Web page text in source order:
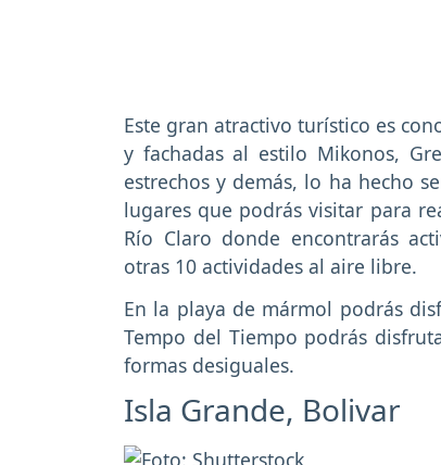
Este gran atractivo turístico es
y fachadas al estilo Mikonos,
estrechos y demás, lo ha hecho
lugares que podrás visitar para
Río Claro donde encontrarás
otras 10 actividades al aire libre.
En la playa de mármol podrás
Tempo del Tiempo podrás
formas desiguales.
Isla Grande, Bolivar